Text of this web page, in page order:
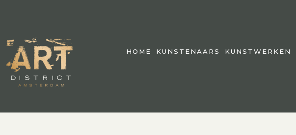
HOME KUNSTENAARS KUNSTWERKEN